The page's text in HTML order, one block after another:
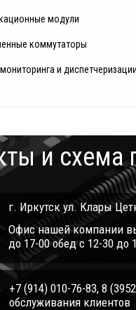
модули
коммутаторы
и диспетчеризации
и схема
г. Иркутск ул. Клары
Офис нашей компании
до 17-00 обед с 12-30 до
+7 (914) 010-76-83, 8
обслуживания клиентов